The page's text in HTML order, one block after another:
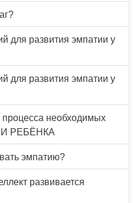
для развития эмпатии у
для развития эмпатии у
необходимых
РЕБЁНКА
эмпатию?
развивается